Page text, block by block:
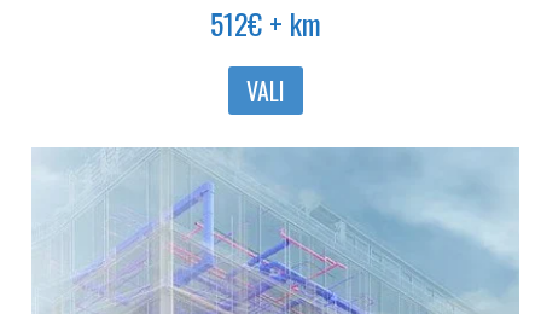
512€+ km
VALI
Sellel
varianti.
Valikuid
saab
teha